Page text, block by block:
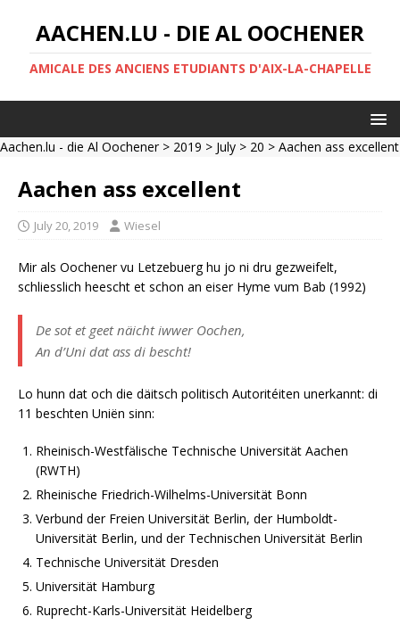
AACHEN.LU - DIE AL OOCHENER
AMICALE DES ANCIENS ETUDIANTS D'AIX-LA-CHAPELLE
Aachen.lu - die Al Oochener> 2019 > July > 20 > Aachen ass excellent
Aachen ass excellent
July 20, 2019 Wiesel
Mir als Oochener vu Letzebuerg hu jo ni dru gezweifelt,
schliesslich heescht et schon an eiser Hyme vum Bab (1992)
De sot et geet näicht iwwer Oochen,
An d’Uni dat ass di bescht!
Lo hunn dat och die däitsch politisch Autoritéiten unerkannt: di
11 beschten Uniën sinn:
Rheinisch-Westfälische Technische Universität Aachen
(RWTH)
Rheinische Friedrich-Wilhelms-Universität Bonn
Verbund der Freien Universität Berlin, der Humboldt-
Universität Berlin, und der Technischen Universität Berlin
Technische Universität Dresden
Universität Hamburg
Ruprecht-Karls-Universität Heidelberg